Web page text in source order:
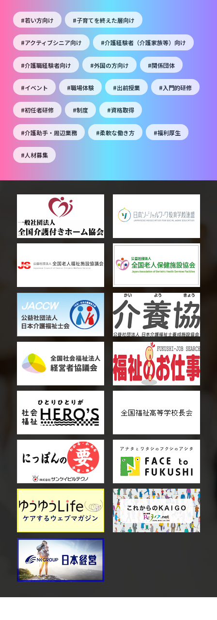
#若い方向け #子育てを終えた層向け
#アクティブシニア向け #介護経験者（介護家族等）向け
#介護職経験者向け #外国の方向け #関係団体
#イベント #職場体験 #出前授業 #入門的研修
#初任者研修 #制度 #資格取得
#介護助手・周辺業務 #柔軟な働き方 #福利厚生
#人材募集